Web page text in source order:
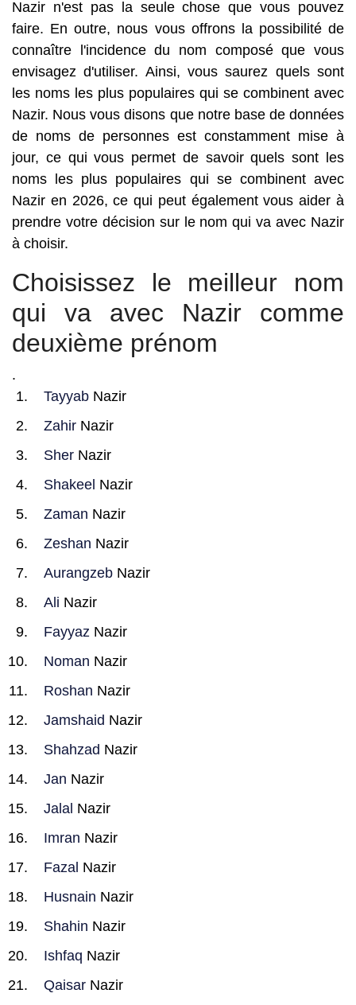
Nazir n'est pas la seule chose que vous pouvez
faire. En outre, nous vous offrons la possibilité de
connaître l'incidence du nom composé que vous
envisagez d'utiliser. Ainsi, vous saurez quels sont
les noms les plus populaires qui se combinent avec
Nazir. Nous vous disons que notre base de données
de noms de personnes est constamment mise à
jour, ce qui vous permet de savoir quels sont les
noms les plus populaires qui se combinent avec
Nazir en 2026, ce qui peut également vous aider à
prendre votre décision sur le nom qui va avec Nazir
à choisir.
Choisissez le meilleur nom
qui va avec Nazir comme
deuxième prénom
.
Tayyab Nazir
Zahir Nazir
Sher Nazir
Shakeel Nazir
Zaman Nazir
Zeshan Nazir
Aurangzeb Nazir
Ali Nazir
Fayyaz Nazir
Noman Nazir
Roshan Nazir
Jamshaid Nazir
Shahzad Nazir
Jan Nazir
Jalal Nazir
Imran Nazir
Fazal Nazir
Husnain Nazir
Shahin Nazir
Ishfaq Nazir
Qaisar Nazir